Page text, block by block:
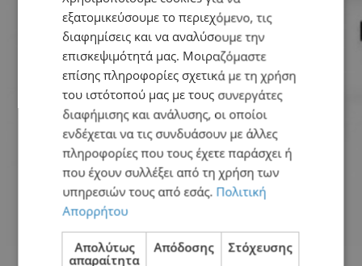
εξατομικεύσουμε το περιεχόμενο, τις
διαφημίσεις και να αναλύσουμε την
επισκεψιμότητά μας. Μοιραζόμαστε
επίσης πληροφορίες σχετικά με τη χρήση
του ιστότοπού μας με τους συνεργάτες
διαφήμισης και ανάλυσης, οι οποίοι
ενδέχεται να τις συνδυάσουν με άλλες
πληροφορίες που τους έχετε παράσχει ή
που έχουν συλλέξει από τη χρήση των
υπηρεσιών τους από εσάς. Πολιτική
Απορρήτου
Απολύτως
απαραίτητα
Απόδοσης Στόχευσης